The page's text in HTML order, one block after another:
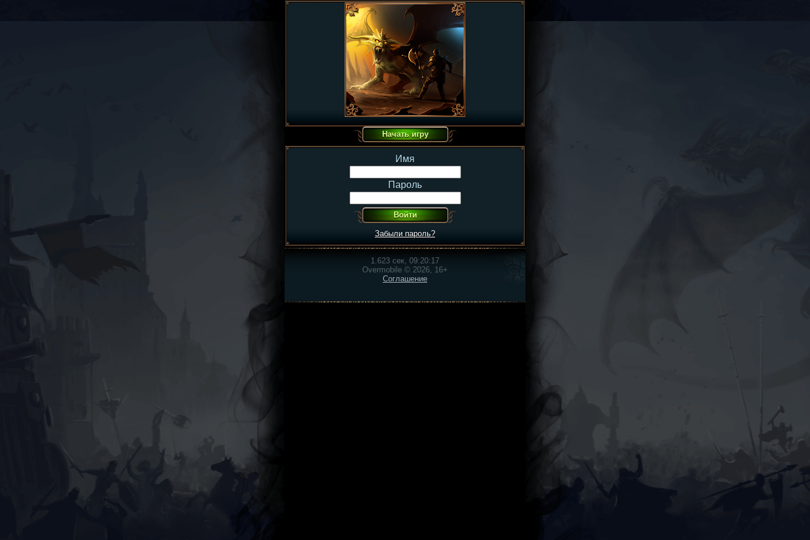
Имя
Пароль
Забыли пароль?
1.623 сек, 09:20:17
Overmobile © 2026, 16+
Соглашение